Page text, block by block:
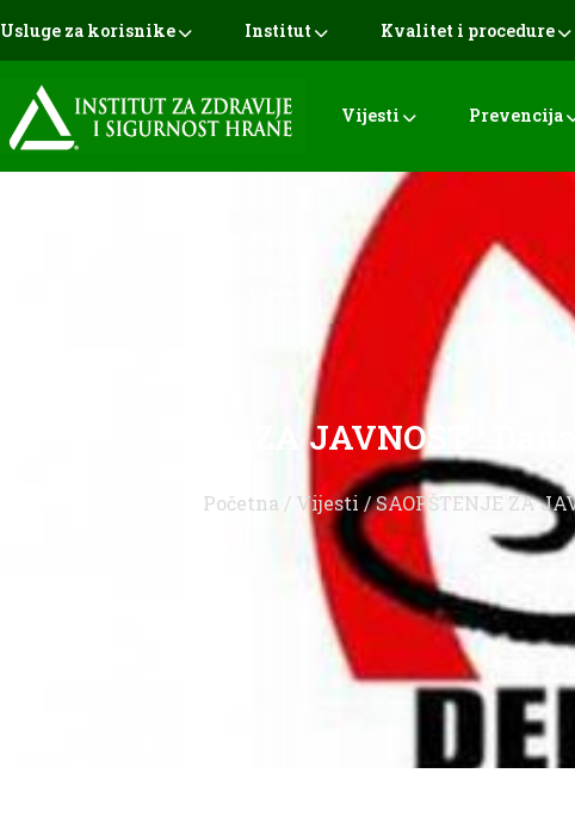
Usluge za korisnike Institut Kvalitet i procedure
Vijesti Prevencija
SAOPŠTENJE ZA JAVNOST :
Početna / Vijesti/ SAOPŠTENJE ZA